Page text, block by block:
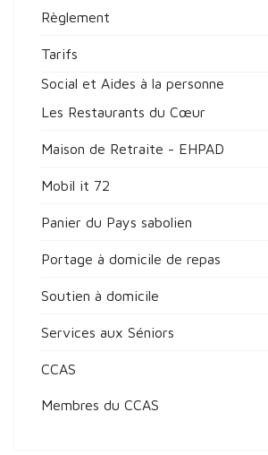
Règlement
Tarifs
Social et Aides à la personne
Les Restaurants du Cœur
Maison de Retraite - EHPAD
Mobil it 72
Panier du Pays sabolien
Portage à domicile de repas
Soutien à domicile
Services aux Séniors
CCAS
Membres du CCAS